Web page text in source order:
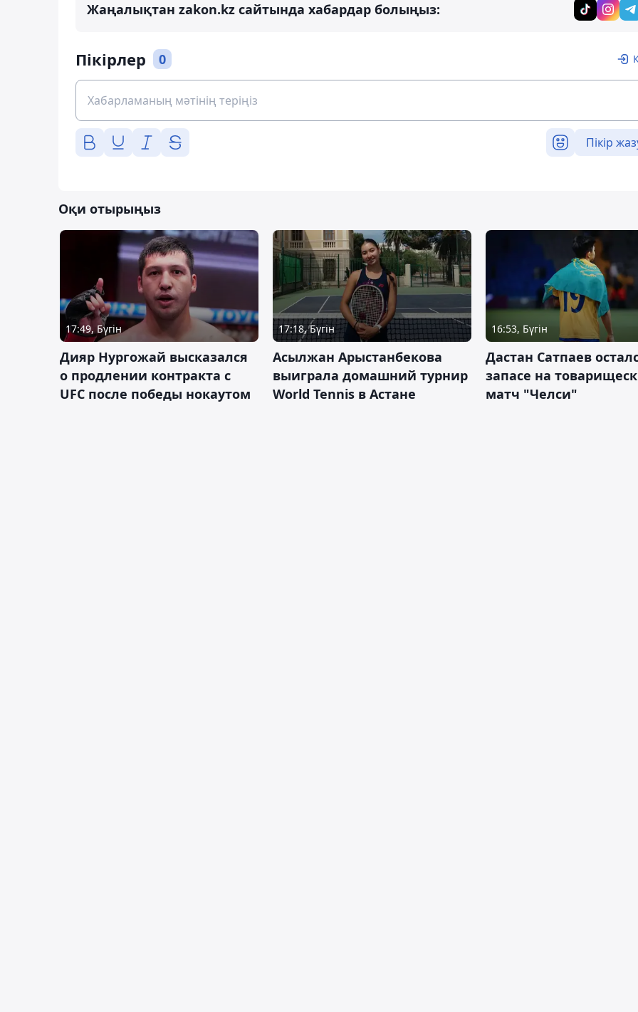
Жаңалықтан zakon.kz сайтында хабардар болыңыз:
Пікірлер 0
Пікір
Оқи отырыңыз
17:49, Бүгін
Дияр Нургожай высказался
о продлении контракта с
UFC после победы нокаутом
17:18, Бүгін
Асылжан Арыстанбекова
выиграла домашний турнир
World Tennis в Астане
16:53, Бүгін
Дастан Сатпаев
запасе на
матч "Челси"